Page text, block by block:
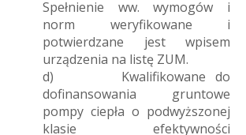
Spełnienie ww. wymogów i
norm weryfikowane i
potwierdzane jest wpisem
urządzenia na listę ZUM.
d) Kwalifikowane do
dofinansowania gruntowe
pompy ciepła o podwyższonej
klasie efektywności